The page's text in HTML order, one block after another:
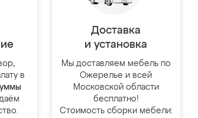
в
Доставка
и установка
Мы доставляем мебель по
Ожерелье и всей
Московской области
бесплатно!
Стоимость сборки мебели: